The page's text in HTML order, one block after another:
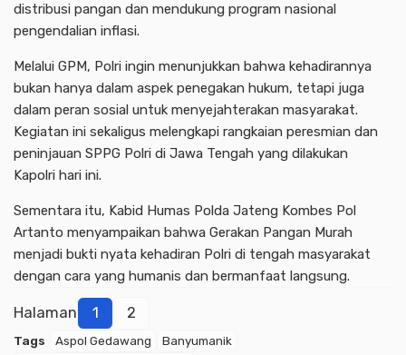
distribusi pangan dan mendukung program nasional
pengendalian inflasi.
Melalui GPM, Polri ingin menunjukkan bahwa kehadirannya
bukan hanya dalam aspek penegakan hukum, tetapi juga
dalam peran sosial untuk menyejahterakan masyarakat.
Kegiatan ini sekaligus melengkapi rangkaian peresmian dan
peninjauan SPPG Polri di Jawa Tengah yang dilakukan
Kapolri hari ini.
Sementara itu, Kabid Humas Polda Jateng Kombes Pol
Artanto menyampaikan bahwa Gerakan Pangan Murah
menjadi bukti nyata kehadiran Polri di tengah masyarakat
dengan cara yang humanis dan bermanfaat langsung.
Halaman 1 2
Tags Aspol Gedawang
Banyumanik